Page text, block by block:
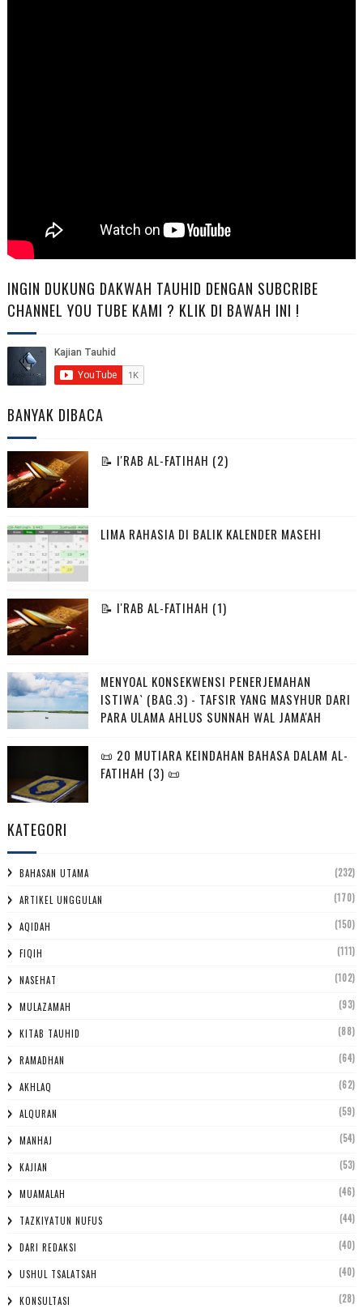
INGIN DUKUNG DAKWAH TAUHID DENGAN SUBCRIBE
CHANNEL YOU TUBE KAMI ? KLIK DI BAWAH INI !
BANYAK DIBACA
📝 I'RAB AL-FATIHAH (2)
LIMA RAHASIA DI BALIK KALENDER MASEHI
📝 I'RAB AL-FATIHAH (1)
MENYOAL KONSEKWENSI PENERJEMAHAN
ISTIWA` (BAG.3) - TAFSIR YANG MASYHUR DARI
PARA ULAMA AHLUS SUNNAH WAL JAMA'AH
📜 20 MUTIARA KEINDAHAN BAHASA DALAM AL-
FATIHAH (3) 📜
KATEGORI
BAHASAN UTAMA (232)
ARTIKEL UNGGULAN (170)
AQIDAH (150)
FIQIH (111)
NASEHAT (102)
MULAZAMAH (93)
KITAB TAUHID (88)
RAMADHAN (64)
AKHLAQ (62)
ALQURAN (59)
MANHAJ (54)
KAJIAN (53)
MUAMALAH (46)
TAZKIYATUN NUFUS (44)
DARI REDAKSI (40)
USHUL TSALATSAH (40)
KONSULTASI (28)